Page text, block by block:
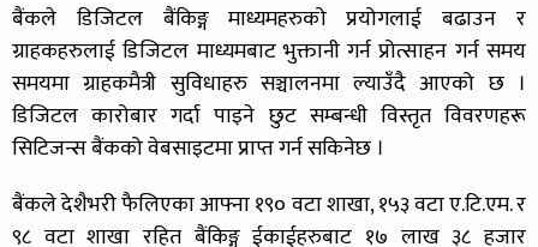
बैंकले डिजिटल बैंकिङ्ग माध्यमहरुको प्रयोगलाई बढाउन र
ग्राहकहरुलाई डिजिटल माध्यमबाट भुक्तानी गर्न प्रोत्साहन गर्न समय
समयमा ग्राहकमैत्री सुविधाहरु सञ्चालनमा ल्याउँदै आएको छ ।
डिजिटल कारोबार गर्दा पाइने छुट सम्बन्धी विस्तृत विवरणहरू
सिटिजन्स बैंकको वेबसाइटमा प्राप्त गर्न सकिनेछ ।
बैंकले देशैभरी फैलिएका आफ्ना १९० वटा शाखा, १५३ वटा ए.टि.एम. र
९८ वटा शाखा रहित बैंकिङ्ग ईकाईहरुबाट १७ लाख ३८ हजार